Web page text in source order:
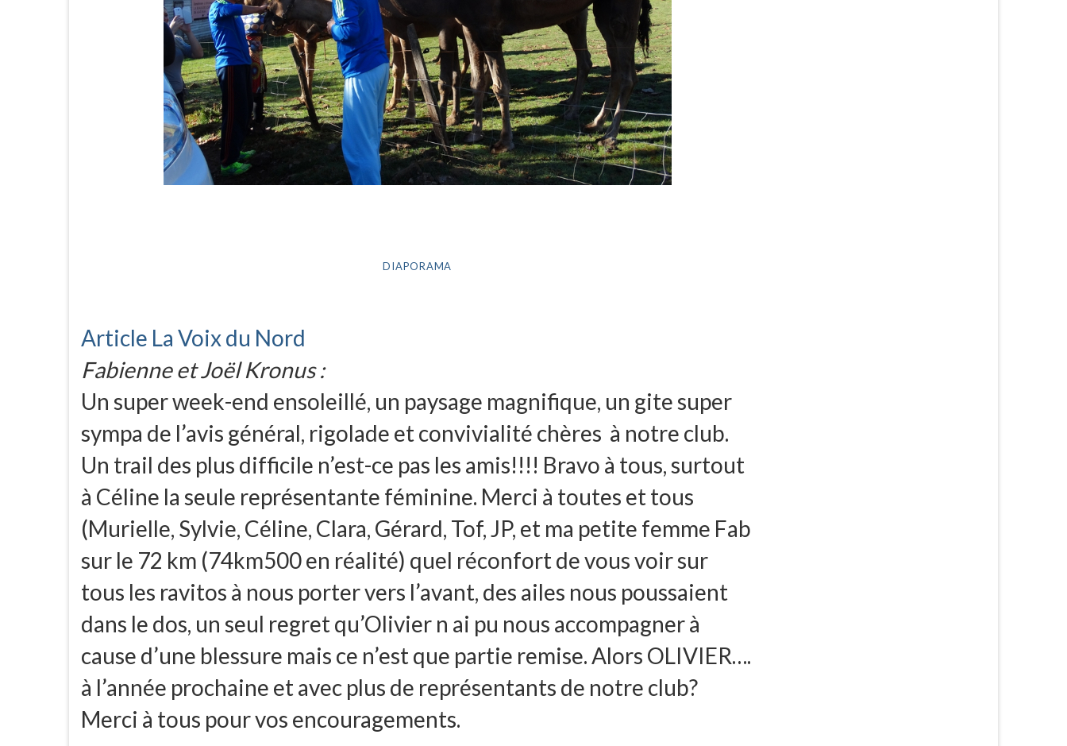
DIAPORAMA
Article La Voix du Nord
Fabienne et Joël Kronus :
Un super week-end ensoleillé, un paysage magnifique, un gite super
sympa de l’avis général, rigolade et convivialité chères à notre club.
Un trail des plus difficile n’est-ce pas les amis!!!! Bravo à tous, surtout
à Céline la seule représentante féminine. Merci à toutes et tous
(Murielle, Sylvie, Céline, Clara, Gérard, Tof, JP, et ma petite femme Fab
sur le 72 km (74km500 en réalité) quel réconfort de vous voir sur
tous les ravitos à nous porter vers l’avant, des ailes nous poussaient
dans le dos, un seul regret qu’Olivier n ai pu nous accompagner à
cause d’une blessure mais ce n’est que partie remise. Alors OLIVIER….
à l’année prochaine et avec plus de représentants de notre club?
Merci à tous pour vos encouragements.